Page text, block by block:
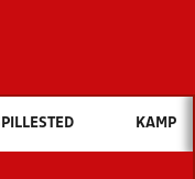
vil du søge efter?
OG NYHEDER
KAMP